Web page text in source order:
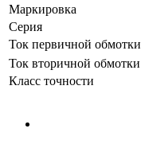
Маркировка
Серия
Ток первичной обмотки
Ток вторичной обмотки
Класс точности